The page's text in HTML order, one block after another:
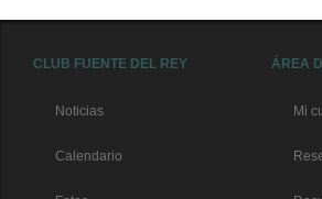
CLUB FUENTE DEL REY
Noticias
Calendario
ÁREA
Mi